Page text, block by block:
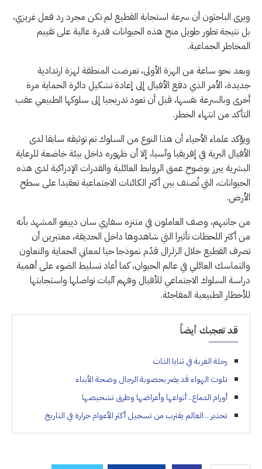
ويرى الباحثون أن سرعة استجابة القطيع لم تكن مجرد رد فعل غريزي،
بل نتيجة تطور طويل منح هذه الحيوانات قدرة عالية على تقييم
المخاطر الجماعية.
وبعد نحو ساعة من الهزة الأولى، تعرضت المنطقة لهزة ارتدادية
جديدة، الأمر الذي دفع الأفيال إلى إعادة تشكيل دائرة الحماية مرة
أخرى وبالسرعة نفسها، قبل أن تعود تدريجيا إلى سلوكها الطبيعي عقب
التأكد من انتهاء الخطر.
ويؤكد علماء الأحياء أن هذا النوع من السلوك تم توثيقه سابقا لدى
الأفيال البرية في إفريقيا وآسيا، إلا أن ظهوره داخل بيئة خاضعة للرعاية
البشرية يبرز بوضوح عمق الروابط العائلية والقدرات الإدراكية لدى هذه
الحيوانات، التي تُصنف بين أكثر الكائنات الاجتماعية تعقيدا على سطح
الأرض.
من جانبهم، وصف العاملون في متنزه سفاري سان دييغو المشهد بأنه
من أكثر اللحظات تأثيرا التي شاهدوها داخل الحديقة، معتبرين أن
تصرف القطيع خلال الزلزال قدّم نموذجا حيا لمعاني الحماية والتعاون
والتماسك العائلي في عالم الحيوان، كما أعاد تسليط الضوء على أهمية
دراسة السلوك الاجتماعي للأفيال وفهم آليات تواصلها واستجابتها
للأخطار الطبيعية المفاجئة.
قد تعجبك أيضاً
رحلة الغربة في ثنايا الذات
تلوث الهواء قد يضر بخصوبة الرجال وصحة الأبناء
أورام الدماغ.. أنواعها وأعراضها وطرق تشخيصها
تحذير .. العالم يقترب من تسجيل أكثر الأعوام حرارة في التاريخ